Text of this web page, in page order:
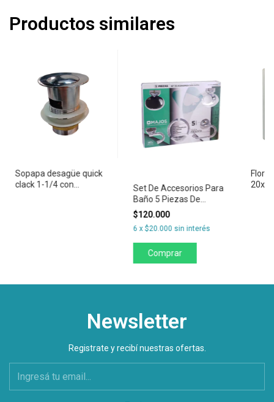
Productos similares
Sopapa desagüe quick
clack 1-1/4 con
Set De Accesorios Para
Baño 5 Piezas De
Bronce
$120.000
6 x$20.000 sin interés
Flor
Newsletter
Registrate y recibí nuestras ofertas.